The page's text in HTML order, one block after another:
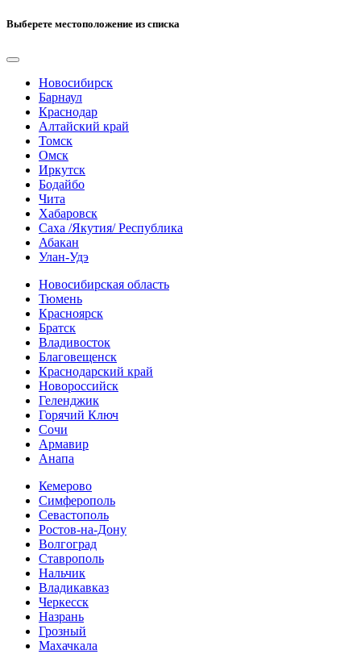
Выберете местоположение из списка
Новосибирск
Барнаул
Краснодар
Алтайский край
Томск
Омск
Иркутск
Бодайбо
Чита
Хабаровск
Саха /Якутия/ Республика
Абакан
Улан-Удэ
Новосибирская область
Тюмень
Красноярск
Братск
Владивосток
Благовещенск
Краснодарский край
Новороссийск
Геленджик
Горячий Ключ
Сочи
Армавир
Анапа
Кемерово
Симферополь
Севастополь
Ростов-на-Дону
Волгоград
Ставрополь
Нальчик
Владикавказ
Черкесск
Назрань
Грозный
Махачкала